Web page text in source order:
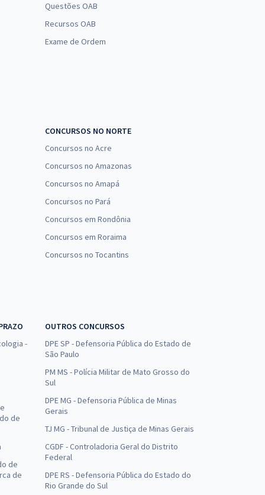
Questões OAB
Recursos OAB
Exame de Ordem
CONCURSOS NO NORTE
Concursos no Acre
Concursos no Amazonas
Concursos no Amapá
Concursos no Pará
Concursos em Rondônia
Concursos em Roraima
Concursos no Tocantins
-
de
de
de
OUTROS CONCURSOS
DPE SP - Defensoria Pública do Estado de
São Paulo
PM MS - Polícia Militar de Mato Grosso do
Sul
DPE MG - Defensoria Pública de Minas
Gerais
TJ MG - Tribunal de Justiça de Minas Gerais
CGDF - Controladoria Geral do Distrito
Federal
DPE RS - Defensoria Pública do Estado do
Rio Grande do Sul